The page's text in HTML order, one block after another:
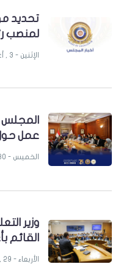
تحديد
لمنصب
الإثنين - 3 , أغسطس , 2026
المجلس
عمل
الخميس - 30 , يوليو , 2026
وزير
القائم
الأربعاء - 29 , يوليو , 2026